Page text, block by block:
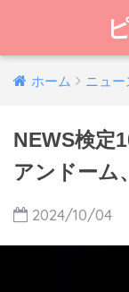
ホーム ニュー
NEWS検定
アンドーム
2024/10/04